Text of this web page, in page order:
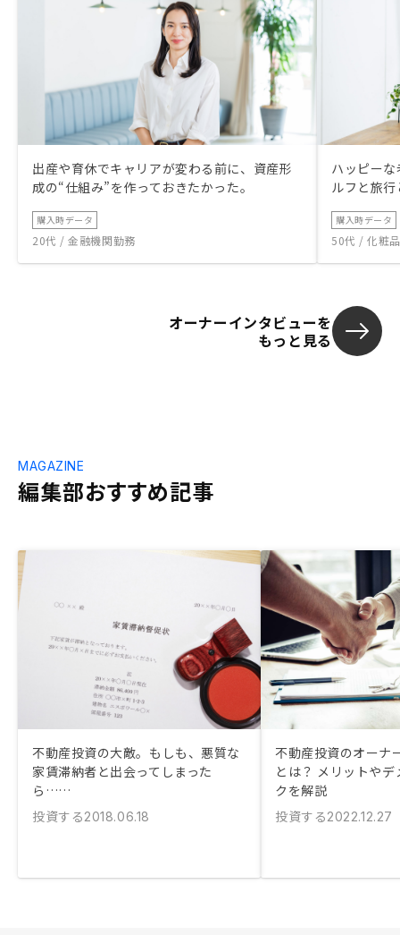
出産や育休でキャリアが変わる前に、資産形
成の“仕組み”を作っておきたかった。
購入時データ
20代 / 金融機関勤務
ハッピー
ルフと旅
購入時データ
50代 / 化粧
オーナーインタビューを
もっと見る
編集部おすすめ記事
MAGAZINE
不動産投資の大敵。もしも、悪質な
家賃滞納者と出会ってしまった
ら……
投資する2018.06.18
不動産投資のオーナ
とは？ メリットや
クを解説
投資する2022.12.27